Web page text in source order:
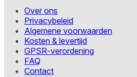
Over ons
Privacybeleid
Algemene voorwaarden
Kosten & levertijd
GPSR-verordening
FAQ
Contact